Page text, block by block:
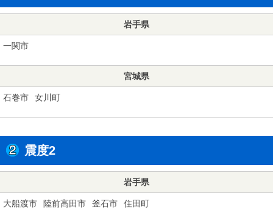
岩手県
一関市
宮城県
石巻市 女川町
震度2
岩手県
大船渡市 陸前高田市 釜石市 住田町